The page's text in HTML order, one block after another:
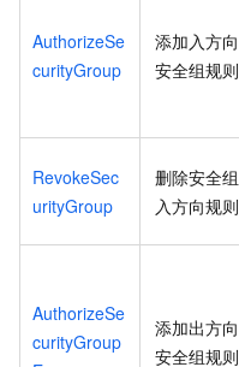
AuthorizeSe
curityGroup
添加入方向
安全组规则
RevokeSec
urityGroup
删除安全组
入方向规则
AuthorizeSe
curityGroup
添加出方向
安全组规则